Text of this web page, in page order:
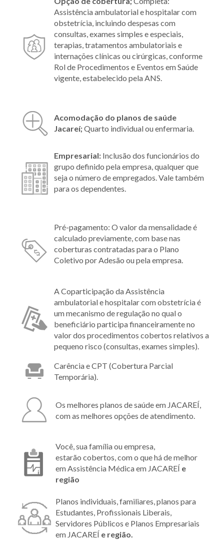
Assistência ambulatorial e hospitalar com
obstetrícia, incluindo despesas com
consultas, exames simples e especiais,
terapias, tratamentos ambulatoriais e
internações clínicas ou cirúrgicas, conforme
Rol de Procedimentos e Eventos em Saúde
vigente, estabelecido pela ANS.
Acomodação do planos de saúde
Jacareí;Quarto individual ou enfermaria.
Empresarial: Inclusão dos funcionários do
grupo definido pela empresa, qualquer que
seja o número de empregados. Vale também
para os dependentes.
Pré-pagamento: O valor da mensalidade é
calculado previamente, com base nas
coberturas contratadas para o Plano
Coletivo por Adesão ou pela empresa.
A Coparticipação da Assistência
ambulatorial e hospitalar com obstetrícia é
um mecanismo de regulação no qual o
beneficiário participa financeiramente no
valor dos procedimentos cobertos relativos a
pequeno risco (consultas, exames simples).
Carência e CPT (Cobertura Parcial
Temporária).
Os melhores planos de saúde em JACAREÍ,
com as melhores opções de atendimento.
Você, sua família ou empresa,
estarão cobertos, com o que há de melhor
em Assistência Médica em JACAREÍ e
região
Planos individuais, familiares, planos para
Estudantes, Profissionais Liberais,
Servidores Públicos e Planos Empresariais
em JACAREÍ e região.